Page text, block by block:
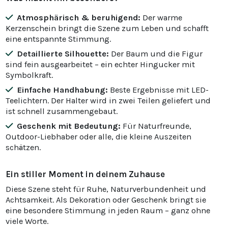
Atmosphärisch & beruhigend: Der warme
Kerzenschein bringt die Szene zum Leben und schafft
eine entspannte Stimmung.
Detaillierte Silhouette: Der Baum und die Figur
sind fein ausgearbeitet – ein echter Hingucker mit
Symbolkraft.
Einfache Handhabung: Beste Ergebnisse mit LED-
Teelichtern. Der Halter wird in zwei Teilen geliefert und
ist schnell zusammengebaut.
Geschenk mit Bedeutung: Für Naturfreunde,
Outdoor-Liebhaber oder alle, die kleine Auszeiten
schätzen.
Ein stiller Moment in deinem Zuhause
Diese Szene steht für Ruhe, Naturverbundenheit und
Achtsamkeit. Als Dekoration oder Geschenk bringt sie
eine besondere Stimmung in jeden Raum – ganz ohne
viele Worte.